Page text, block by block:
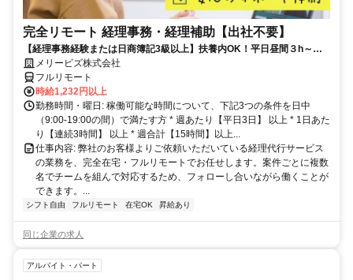
完全リモート 経理事務・経理補助【出社不要】
【経理事務経験または日商簿記3級以上】扶養内OK！平日昼間３h～。
完全在宅で育児・介護中の方も大歓迎♪
メリービズ株式会社
フルリモート
時給1,232円以上
勤務時間・曜日: 稼働可能な時間について、下記3つの条件を日中
（9:00-19:00の間）で満たす方 * 週あたり【平日3日】 以上 * 1日あた
り【連続3時間】 以上 * 週合計【15時間】以上...
仕事内容: 弊社のお客様よりご依頼いただいている経理代行サービス
の業務を、完全在宅・フルリモートでお任せします。案件ごとに複数
名でチームを組んで対応するため、フォローし合いながら働くことが
できます。...
シフト自由 フルリモート 在宅OK 昇給あり
同じ企業の求人
アルバイト・パート